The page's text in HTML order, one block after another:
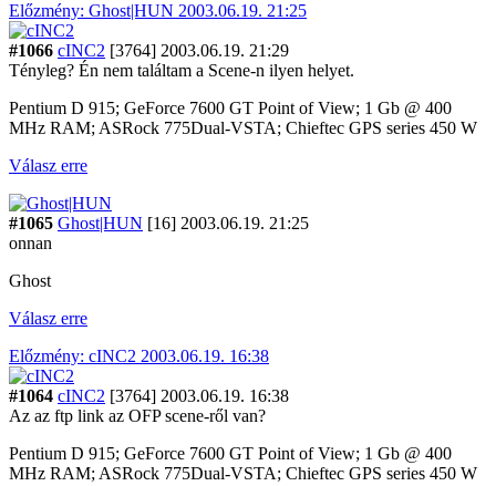
Előzmény: Ghost|HUN 2003.06.19. 21:25
#1066 cINC2 [3764] 2003.06.19. 21:29
Tényleg? Én nem találtam a Scene-n ilyen helyet.
Pentium D 915; GeForce 7600 GT Point of View; 1 Gb @ 400
MHz RAM; ASRock 775Dual-VSTA; Chieftec GPS series 450 W
Válasz erre
#1065 Ghost|HUN [16] 2003.06.19. 21:25
onnan
Ghost
Válasz erre
Előzmény: cINC2 2003.06.19. 16:38
#1064 cINC2 [3764] 2003.06.19. 16:38
Az az ftp link az OFP scene-ről van?
Pentium D 915; GeForce 7600 GT Point of View; 1 Gb @ 400
MHz RAM; ASRock 775Dual-VSTA; Chieftec GPS series 450 W